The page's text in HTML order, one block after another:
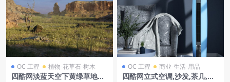
OC 工程 植物-花草石-树木
四酷网淡蓝天空下黄绿草地与
OC 工程 商业-生活-用品
四酷网立式空调,沙发,茶几,装